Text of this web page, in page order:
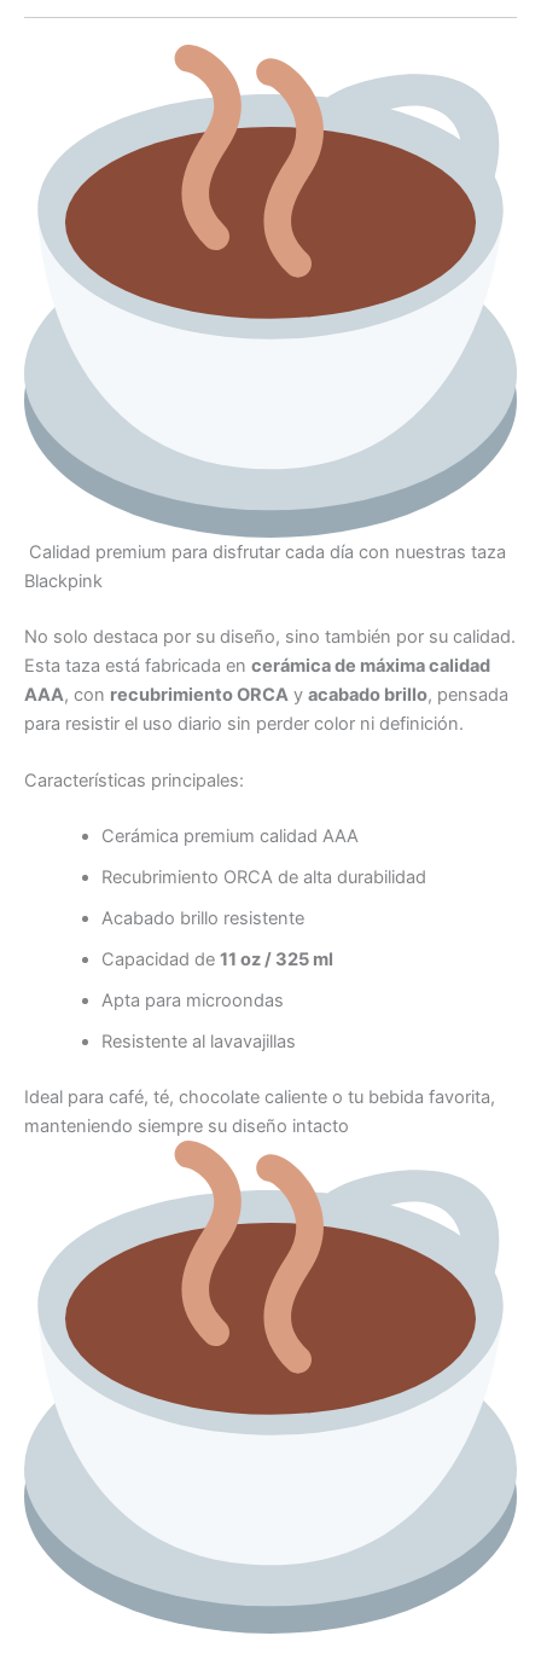
Calidad premium para disfrutar cada día con nuestras taza
Blackpink
No solo destaca por su diseño, sino también por su calidad.
Esta taza está fabricada en cerámica de máxima calidad
AAA, con recubrimiento ORCA y acabado brillo, pensada
para resistir el uso diario sin perder color ni definición.
Características principales:
Cerámica premium calidad AAA
Recubrimiento ORCA de alta durabilidad
Acabado brillo resistente
Capacidad de 11 oz / 325 ml
Apta para microondas
Resistente al lavavajillas
Ideal para café, té, chocolate caliente o tu bebida favorita,
manteniendo siempre su diseño intacto